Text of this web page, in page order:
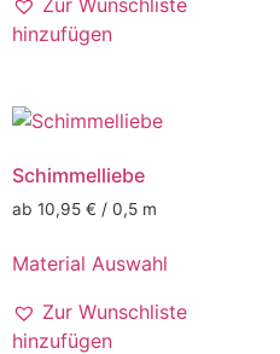
hinzufügen
Schimmelliebe
ab 10,95 € / 0,5 m
Material Auswahl
Zur Wunschliste
hinzufügen